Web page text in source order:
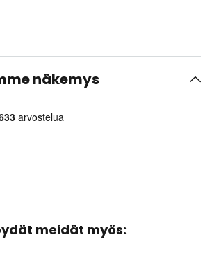
näkemys
meidät myös: